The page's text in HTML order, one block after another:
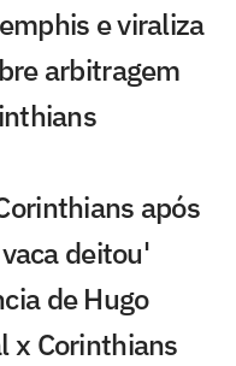
e viraliza
arbitragem
após
deitou'
de Hugo
x Corinthians